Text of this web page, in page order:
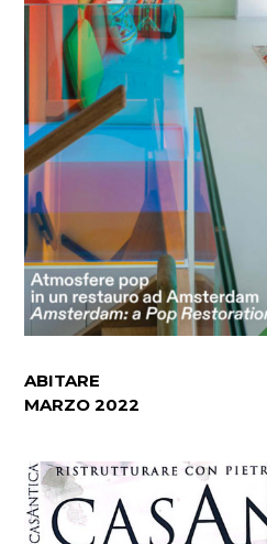
ABITARE
MARZO 2022